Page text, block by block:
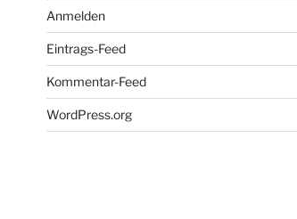
Anmelden
Eintrags-Feed
Kommentar-Feed
WordPress.org